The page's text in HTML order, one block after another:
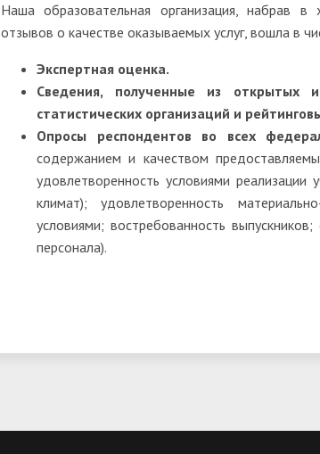
Наша образовательная организация, набрав
отзывов о качестве оказываемых услуг, вошла в
Экспертная оценка.
Сведения, полученные из открытых
статистических организаций и
Опросы респондентов во всех
содержанием и качеством
удовлетворенность условиями реализации
климат); удовлетворенность
условиями; востребованность
персонала).